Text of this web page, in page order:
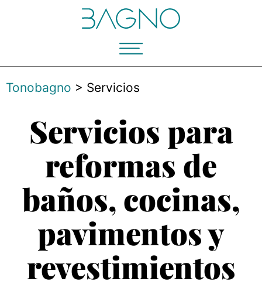
Tonobagno > Servicios
Servicios para
reformas de
baños, cocinas,
pavimentos y
revestimientos